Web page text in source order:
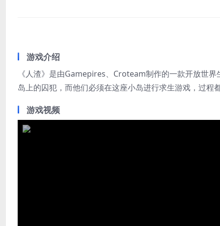
游戏介绍
《人渣》是由Gamepires、Croteam制作的一款开放世
岛上的囚犯，而他们必须在这座小岛进行求生游戏，过
游戏视频